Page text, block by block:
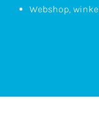
Webshop,